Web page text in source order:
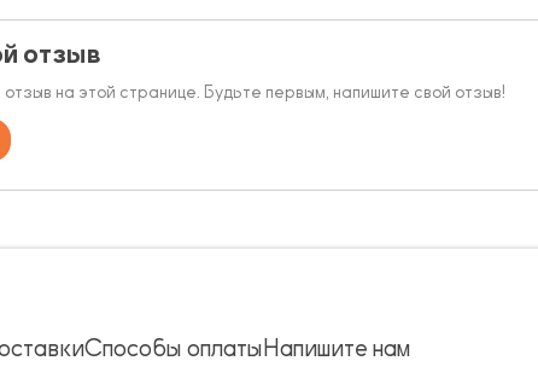
отзыв
отзыв на этой странице. Будьте первым, напишите свой отзыв!
Способы оплатыНапишите нам